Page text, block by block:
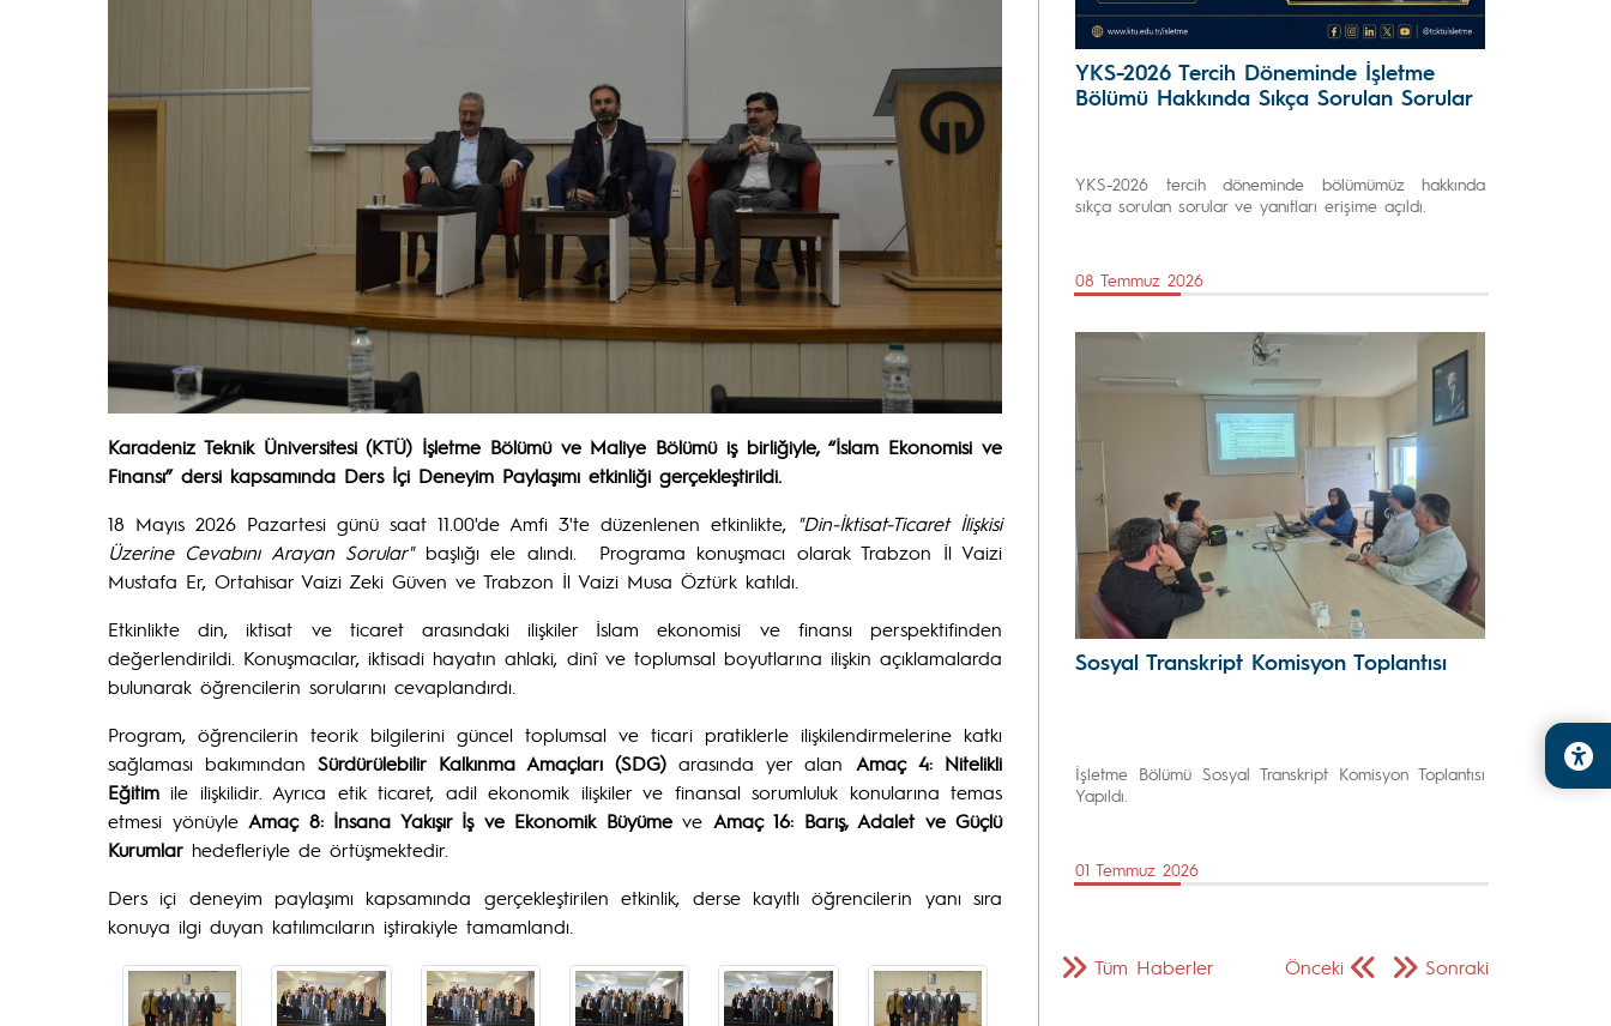
Karadeniz Teknik Üniversitesi (KTÜ) İşletme Bölümü ve Maliye Bölümü iş birliğiyle, “İslam Ekonomisi ve
Finansı” dersi kapsamında Ders İçi Deneyim Paylaşımı etkinliği gerçekleştirildi.
18 Mayıs 2026 Pazartesi günü saat 11.00'de Amfi 3'te düzenlenen etkinlikte, "Din-İktisat-Ticaret İlişkisi
Üzerine Cevabını Arayan Sorular"başlığı ele alındı. Programa konuşmacı olarak Trabzon İl Vaizi
Mustafa Er, Ortahisar Vaizi Zeki Güven ve Trabzon İl Vaizi Musa Öztürk katıldı.
Etkinlikte din, iktisat ve ticaret arasındaki ilişkiler İslam ekonomisi ve finansı perspektifinden
değerlendirildi. Konuşmacılar, iktisadi hayatın ahlaki, dinî ve toplumsal boyutlarına ilişkin açıklamalarda
bulunarak öğrencilerin sorularını cevaplandırdı.
Program, öğrencilerin teorik bilgilerini güncel toplumsal ve ticari pratiklerle ilişkilendirmelerine katkı
sağlaması bakımındanSürdürülebilir Kalkınma Amaçları (SDG)arasında yer alan Amaç 4: Nitelikli
Eğitim ile ilişkilidir. Ayrıca etik ticaret, adil ekonomik ilişkiler ve finansal sorumluluk konularına temas
etmesi yönüyle Amaç 8: İnsana Yakışır İş ve Ekonomik Büyümeve Amaç 16: Barış, Adalet ve Güçlü
Kurumlar hedefleriyle de örtüşmektedir.
Ders içi deneyim paylaşımı kapsamında gerçekleştirilen etkinlik, derse kayıtlı öğrencilerin yanı sıra
konuya ilgi duyan katılımcıların iştirakiyle tamamlandı.
YKS-2026 Tercih Döneminde İşletme
Bölümü Hakkında Sıkça Sorulan Sorular
YKS-2026 tercih döneminde bölümümüz hakkında
sıkça sorulan sorular ve yanıtları erişime açıldı.
08 Temmuz 2026
Sosyal Transkript Komisyon Toplantısı
İşletme Bölümü Sosyal Transkript Komisyon Toplantısı
Yapıldı.
01 Temmuz 2026
Önceki Sonraki
Tüm Haberler